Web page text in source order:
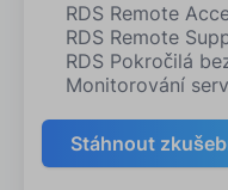
RDS Remote
RDS Remote
RDS Pokročilá
Monitorování
Stáhnout